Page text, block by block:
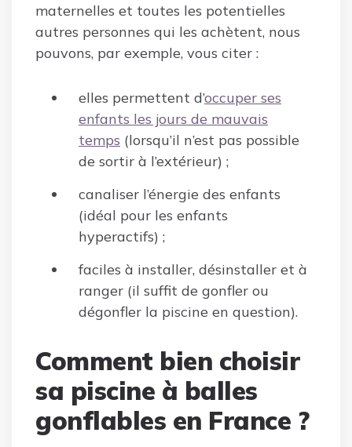
maternelles et toutes les potentielles
autres personnes qui les achètent, nous
pouvons, par exemple, vous citer :
elles permettent d’occuper ses
enfants les jours de mauvais
temps (lorsqu’il n’est pas possible
de sortir à l’extérieur) ;
canaliser l’énergie des enfants
(idéal pour les enfants
hyperactifs) ;
faciles à installer, désinstaller et à
ranger (il suffit de gonfler ou
dégonfler la piscine en question).
Comment bien choisir
sa piscine à balles
gonflables en France ?